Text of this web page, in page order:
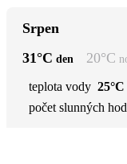
Srpen
31°C den 20°C
teplota vody 25°C
počet slunných